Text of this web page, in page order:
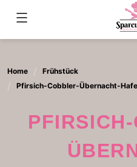
content
Home
Frühstück
Pfirsich-Cobbler-Übernacht-
PFIRSICH-COBBLER-